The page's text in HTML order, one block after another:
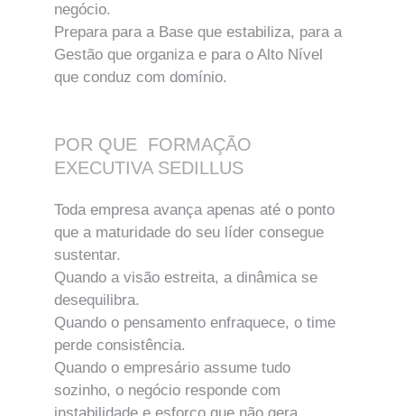
negócio.
Prepara para a Base que estabiliza, para a
Gestão que organiza e para o Alto Nível
que conduz com domínio.
POR QUE  FORMAÇÃO
EXECUTIVA SEDILLUS
Toda empresa avança apenas até o ponto
que a maturidade do seu líder consegue
sustentar.
Quando a visão estreita, a dinâmica se
desequilibra.
Quando o pensamento enfraquece, o time
perde consistência.
Quando o empresário assume tudo
sozinho, o negócio responde com